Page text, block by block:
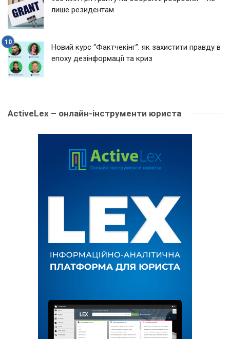
лише резидентам
Новий курс “Фактчекінг”: як захистити правду в
епоху дезінформації та криз
ActiveLex – онлайн-інструменти юриста